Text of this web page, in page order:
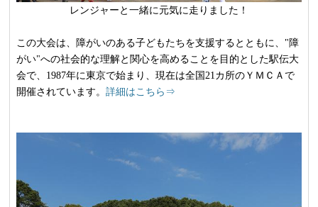
レンジャーと一緒に元気に走りました！
この大会は、障がいのある子どもたちを支援するとともに、"障
がい"への社会的な理解と関心を高めることを目的とした駅伝大
会で、1987年に東京で始まり、現在は全国21カ所のＹＭＣＡで
開催されています。 詳細はこちら⇒